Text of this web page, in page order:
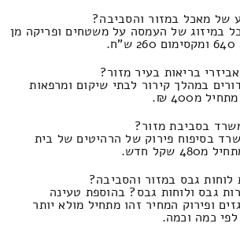
של מאכל במזור והסביבה?
במיזוג של העמסה על משטחים ופריקה מן
בריאות בעיר מזור?
במהלך קירור לבתי שיקום ומרפאות
מ400 ₪.
בסביבת מזור?
בסיפוח פירוק של הרהיטים של בית
שקל חדש.
גבס במזור והסביבה?
גבס ולוחות גבס? בהוספת טעינה
ופירוק המחיר זהו מתחיל מולא יותר